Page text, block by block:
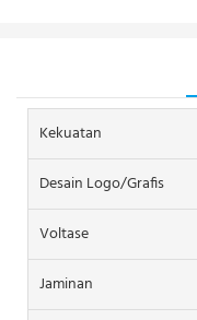
Kekuatan
Desain Logo/grafis
Voltase
Jaminan